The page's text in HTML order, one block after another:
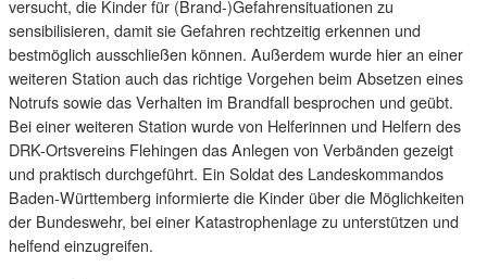
versucht, die Kinder für (Brand-)Gefahrensituationen zu
sensibilisieren, damit sie Gefahren rechtzeitig erkennen und
bestmöglich ausschließen können. Außerdem wurde hier an einer
weiteren Station auch das richtige Vorgehen beim Absetzen eines
Notrufs sowie das Verhalten im Brandfall besprochen und geübt.
Bei einer weiteren Station wurde von Helferinnen und Helfern des
DRK-Ortsvereins Flehingen das Anlegen von Verbänden gezeigt
und praktisch durchgeführt. Ein Soldat des Landeskommandos
Baden-Württemberg informierte die Kinder über die Möglichkeiten
der Bundeswehr, bei einer Katastrophenlage zu unterstützen und
helfend einzugreifen.